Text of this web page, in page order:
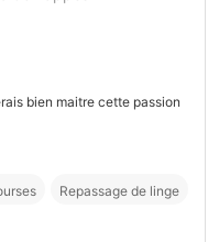
bien maitre cette passion
Repassage de linge